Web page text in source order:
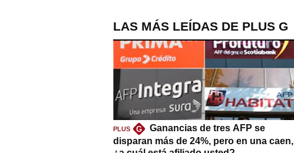
LAS MÁS LEÍDAS DE PLUS G
PLUS G
Ganancias de tres AFP se
disparan más de 24%, pero en una caen,